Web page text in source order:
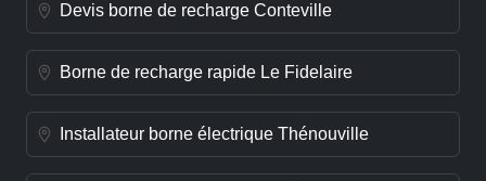
Devis borne de recharge Conteville
Borne de recharge rapide Le Fidelaire
Installateur borne électrique Thénouville